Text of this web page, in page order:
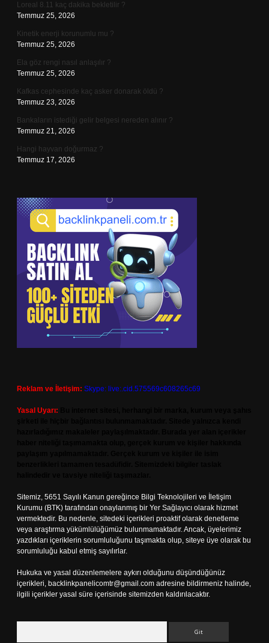
Loreal 8.11 kaç dakika bekletilir ?
Temmuz 25, 2026
Kinetik enerji korunumlu mu ?
Temmuz 25, 2026
Ela göz rengi nasıl anlaşılır ?
Temmuz 25, 2026
Kafkas cephesinde kaç asker donarak öldü ?
Temmuz 23, 2026
Bankaların istediği gelir belgesi nereden alınır ?
Temmuz 21, 2026
Hangi hayvan doğurmaz ?
Temmuz 17, 2026
Reklam ve İletişim: Skype: live:.cid.575569c608265c69
Yasal Uyarı:
Sitemiz, 5651 Sayılı Kanun gereğince Bilgi Teknolojileri ve İletişim
Kurumu (BTK) tarafından onaylanmış bir Yer Sağlayıcı olarak hizmet
vermektedir. Bu nedenle, sitedeki içerikleri proaktif olarak denetleme
veya araştırma yükümlülüğümüz bulunmamaktadır. Ancak, üyelerimiz
yazdıkları içeriklerin sorumluluğunu taşımakta olup, siteye üye olarak bu
sorumluluğu kabul etmiş sayılırlar.
Hukuka ve yasal düzenlemelere aykırı olduğunu düşündüğünüz
içerikleri, backlinkpanelicomtr@gmail.com adresine bildirmeniz halinde,
ilgili içerikler yasal süre içerisinde sitemizden kaldırılacaktır.